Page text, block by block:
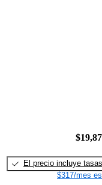
El precio incluye tasas
$317/mes